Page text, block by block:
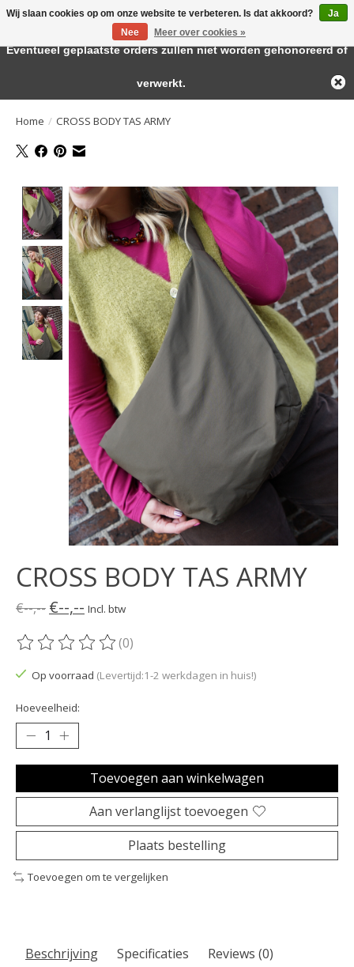
Large selection of products and fast shipping!
Home / CROSS BODY TAS ARMY
Product image slideshow Items
CROSS BODY TAS ARMY
€--,-- €--,-- Incl. btw
De beoordeling van dit product is
(0)
Op voorraad (Levertijd:1-2 werkdagen in huis!)
Hoeveelheid:
Toevoegen aan winkelwagen
Aan verlanglijst toevoegen
Plaats bestelling
Toevoegen om te vergelijken
Beschrijving Specificaties Reviews (0)
Wij slaan cookies op om onze website te verbeteren. Is dat akkoord?
Ja
Nee
Meer over cookies »
← Keer terug naar de backofficeDeze winkel is in aanbouw.
Eventueel geplaatste orders zullen niet worden gehonoreerd of
verwerkt.